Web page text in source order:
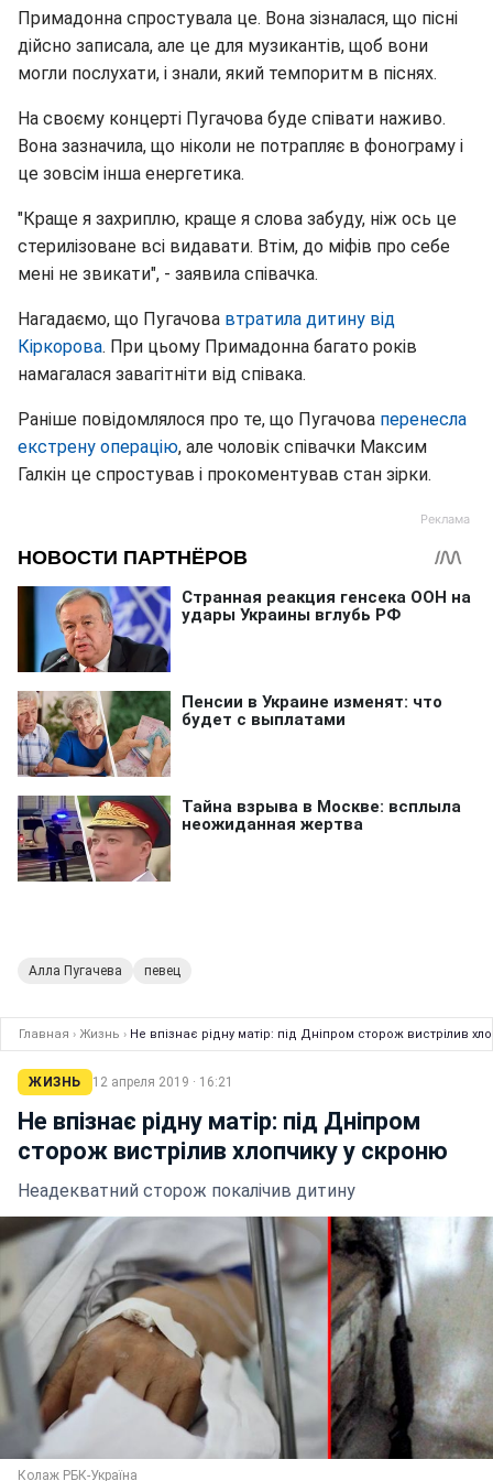
Примадонна спростувала це. Вона зізналася, що пісні
дійсно записала, але це для музикантів, щоб вони
могли послухати, і знали, який темпоритм в піснях.
На своєму концерті Пугачова буде співати наживо.
Вона зазначила, що ніколи не потрапляє в фонограму і
це зовсім інша енергетика.
"Краще я захриплю, краще я слова забуду, ніж ось це
стерилізоване всі видавати. Втім, до міфів про себе
мені не звикати", - заявила співачка.
Нагадаємо, що Пугачова втратила дитину від
Кіркорова. При цьому Примадонна багато років
намагалася завагітніти від співака.
Раніше повідомлялося про те, що Пугачова перенесла
екстрену операцію, але чоловік співачки Максим
Галкін це спростував і прокоментував стан зірки.
Алла Пугачева певец
Главная › Жизнь › Не впізнає рідну матір: під Дніпром сторож вистрілив
ЖИЗНЬ 12 апреля 2019 · 16:21
Не впізнає рідну матір: під Дніпром
сторож вистрілив хлопчику у скроню
Неадекватний сторож покалічив дитину
Колаж РБК-Україна